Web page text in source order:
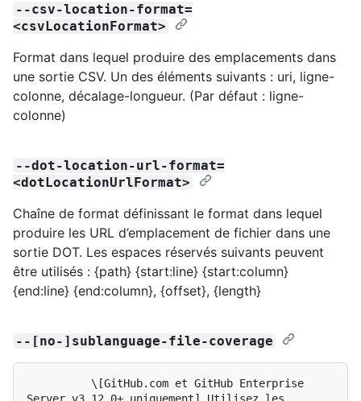
--csv-location-format=
<csvLocationFormat>
Format dans lequel produire des emplacements dans
une sortie CSV. Un des éléments suivants : uri, ligne-
colonne, décalage-longueur. (Par défaut : ligne-
colonne)
--dot-location-url-format=
<dotLocationUrlFormat>
Chaîne de format définissant le format dans lequel
produire les URL d’emplacement de fichier dans une
sortie DOT. Les espaces réservés suivants peuvent
être utilisés : {path} {start:line} {start:column}
{end:line} {end:column}, {offset}, {length}
--[no-]sublanguage-file-coverage
Server v3.12.0+ uniquement] Utilisez les